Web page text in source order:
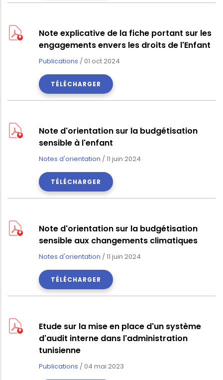
Note explicative de la fiche portant sur les
engagements envers les droits de l'Enfant
Publications / 01 oct 2024
TÉLÉCHARGER
Note d'orientation sur la budgétisation
sensible à l'enfant
Notes d'orientation /11 juin 2024
TÉLÉCHARGER
Note d'orientation sur la budgétisation
sensible aux changements climatiques
Notes d'orientation /11 juin 2024
TÉLÉCHARGER
Etude sur la mise en place d'un système
d'audit interne dans l'administration
tunisienne
Publications / 04 mai 2023